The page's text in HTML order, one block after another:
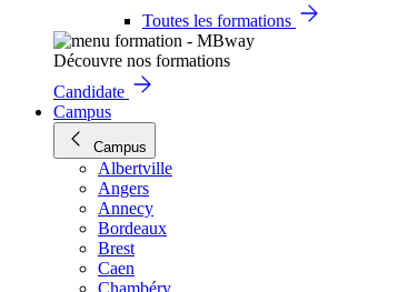
Toutes les formations
Découvre nos formations
Candidate
Campus
Campus
Albertville
Angers
Annecy
Bordeaux
Brest
Caen
Chambéry